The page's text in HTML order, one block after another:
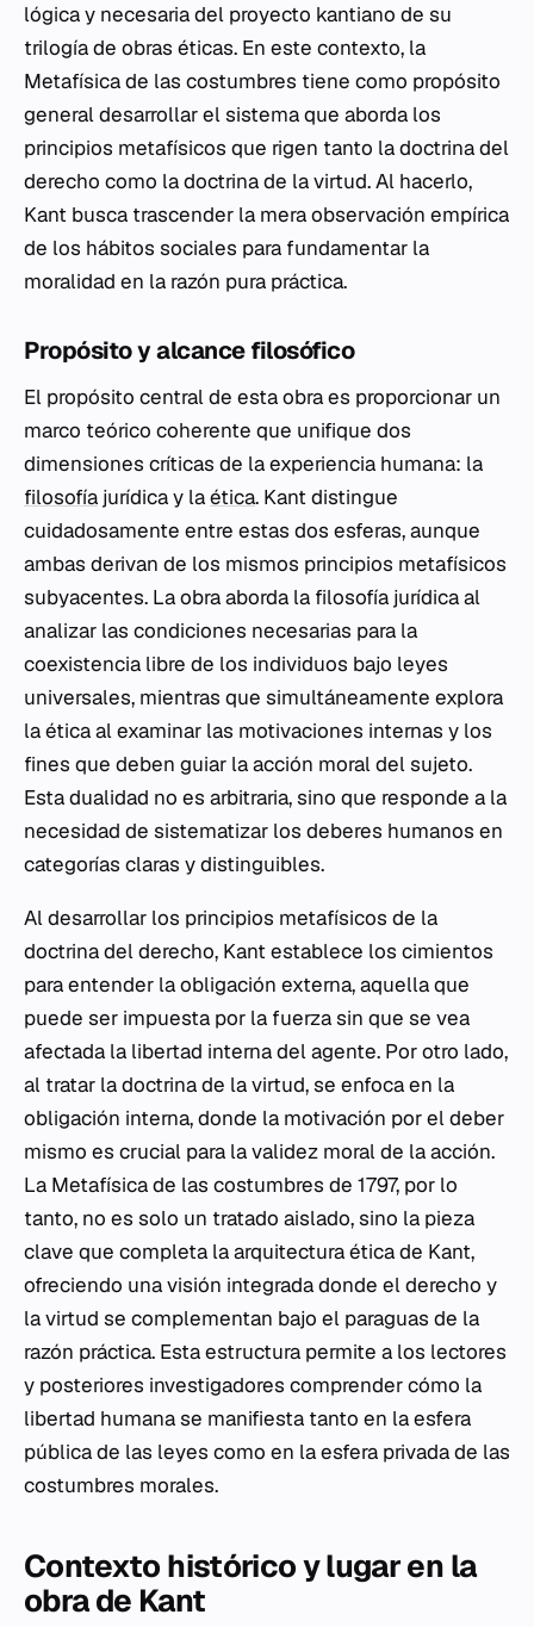
lógica y necesaria del proyecto kantiano de su
trilogía de obras éticas. En este contexto, la
Metafísica de las costumbres tiene como propósito
general desarrollar el sistema que aborda los
principios metafísicos que rigen tanto la doctrina del
derecho como la doctrina de la virtud. Al hacerlo,
Kant busca trascender la mera observación empírica
de los hábitos sociales para fundamentar la
moralidad en la razón pura práctica.
Propósito y alcance filosófico
El propósito central de esta obra es proporcionar un
marco teórico coherente que unifique dos
dimensiones críticas de la experiencia humana: la
filosofía jurídica y laética. Kant distingue
cuidadosamente entre estas dos esferas, aunque
ambas derivan de los mismos principios metafísicos
subyacentes. La obra aborda la filosofía jurídica al
analizar las condiciones necesarias para la
coexistencia libre de los individuos bajo leyes
universales, mientras que simultáneamente explora
la ética al examinar las motivaciones internas y los
fines que deben guiar la acción moral del sujeto.
Esta dualidad no es arbitraria, sino que responde a la
necesidad de sistematizar los deberes humanos en
categorías claras y distinguibles.
Al desarrollar los principios metafísicos de la
doctrina del derecho, Kant establece los cimientos
para entender la obligación externa, aquella que
puede ser impuesta por la fuerza sin que se vea
afectada la libertad interna del agente. Por otro lado,
al tratar la doctrina de la virtud, se enfoca en la
obligación interna, donde la motivación por el deber
mismo es crucial para la validez moral de la acción.
La Metafísica de las costumbres de 1797, por lo
tanto, no es solo un tratado aislado, sino la pieza
clave que completa la arquitectura ética de Kant,
ofreciendo una visión integrada donde el derecho y
la virtud se complementan bajo el paraguas de la
razón práctica. Esta estructura permite a los lectores
y posteriores investigadores comprender cómo la
libertad humana se manifiesta tanto en la esfera
pública de las leyes como en la esfera privada de las
costumbres morales.
Contexto histórico y lugar en la
obra de Kant